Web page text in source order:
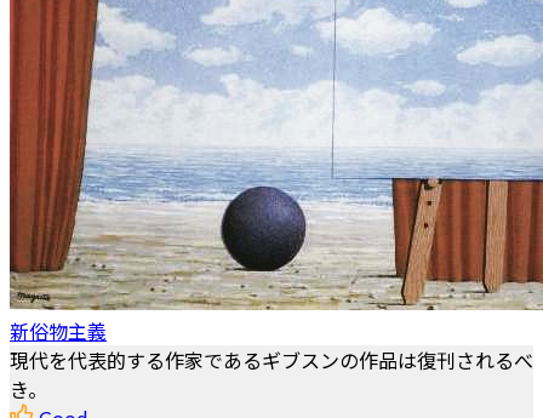
新俗物主義
現代を代表的する作家であるギブスンの作品は復刊されるべ
き。